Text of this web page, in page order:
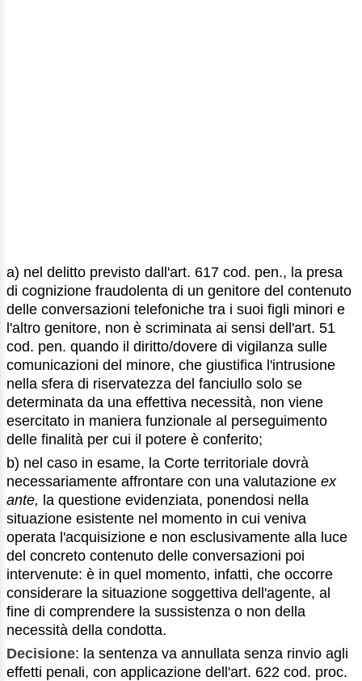
a) nel delitto previsto dall'art. 617 cod. pen., la presa
di cognizione fraudolenta di un genitore del contenuto
delle conversazioni telefoniche tra i suoi figli minori e
l'altro genitore, non è scriminata ai sensi dell'art. 51
cod. pen. quando il diritto/dovere di vigilanza sulle
comunicazioni del minore, che giustifica l'intrusione
nella sfera di riservatezza del fanciullo solo se
determinata da una effettiva necessità, non viene
esercitato in maniera funzionale al perseguimento
delle finalità per cui il potere è conferito;
b) nel caso in esame, la Corte territoriale dovrà
necessariamente affrontare con una valutazione ex
ante, la questione evidenziata, ponendosi nella
situazione esistente nel momento in cui veniva
operata l'acquisizione e non esclusivamente alla luce
del concreto contenuto delle conversazioni poi
intervenute: è in quel momento, infatti, che occorre
considerare la situazione soggettiva dell'agente, al
fine di comprendere la sussistenza o non della
necessità della condotta.
Decisione: la sentenza va annullata senza rinvio agli
effetti penali, con applicazione dell'art. 622 cod. proc.